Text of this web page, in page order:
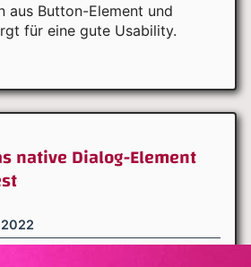
aus Button-Element und
für eine gute Usability.
native Dialog-Element